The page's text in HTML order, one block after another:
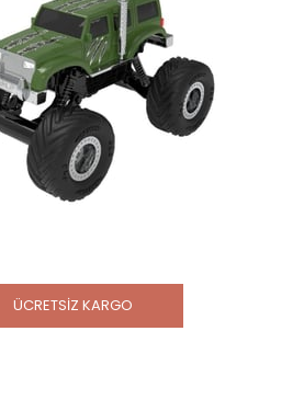
ÜCRETSIZ KARGO